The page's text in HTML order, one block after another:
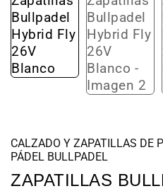
CALZADO Y ZAPATILLAS DE
PÁDEL BULLPADEL
ZAPATILLAS